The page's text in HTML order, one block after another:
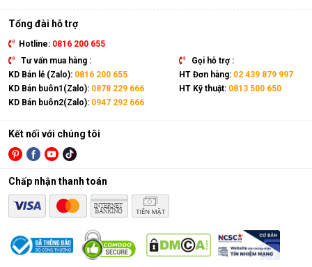
Tổng đài hỗ trợ
Hotline: 0816 200 655
Tư vấn mua hàng :
KD Bán lẻ (Zalo): 0816 200 655
KD Bán buôn1(Zalo): 0878 229 666
KD Bán buôn2(Zalo): 0947 292 666
Gọi hỗ trợ :
HT Đơn hàng: 02 439 879 997
HT Kỹ thuật: 0813 500 650
Kết nối với chúng tôi
Chấp nhận thanh toán